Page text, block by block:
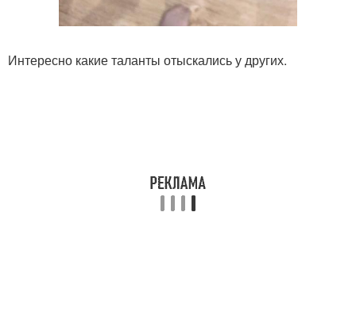
Интересно какие таланты отыскались у других.